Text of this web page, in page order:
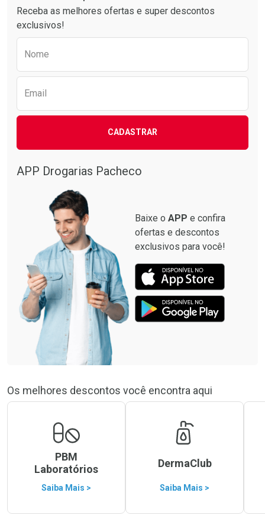
Receba as melhores ofertas e super descontos
exclusivos!
Nome
Email
CADASTRAR
APP Drogarias Pacheco
Baixe o APP e confira
ofertas e descontos
exclusivos para você!
Os melhores descontos você encontra aqui
PBM
Laboratórios
Saiba Mais >
DermaClub
Saiba Mais >